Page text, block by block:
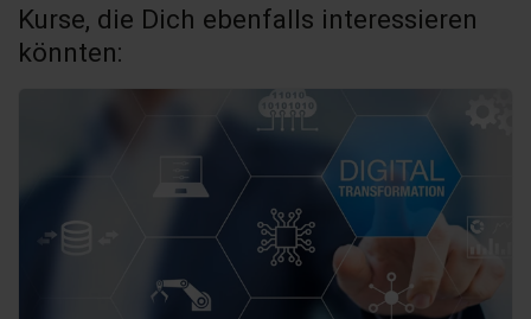
Kurse, die Dich ebenfalls interessieren
könnten: